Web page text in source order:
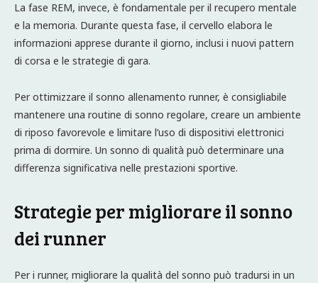
La fase REM, invece, è fondamentale per il recupero mentale
e la memoria. Durante questa fase, il cervello elabora le
informazioni apprese durante il giorno, inclusi i nuovi pattern
di corsa e le strategie di gara.
Per ottimizzare il sonno allenamento runner, è consigliabile
mantenere una routine di sonno regolare, creare un ambiente
di riposo favorevole e limitare l’uso di dispositivi elettronici
prima di dormire. Un sonno di qualità può determinare una
differenza significativa nelle prestazioni sportive.
Strategie per migliorare il sonno
dei runner
Per i runner, migliorare la qualità del sonno può tradursi in un